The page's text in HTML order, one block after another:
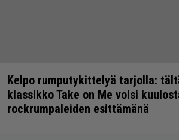
Kelpo rumputykittelyä tarjolla:
klassikko Take on Me voisi
rockrumpaleiden esittämänä